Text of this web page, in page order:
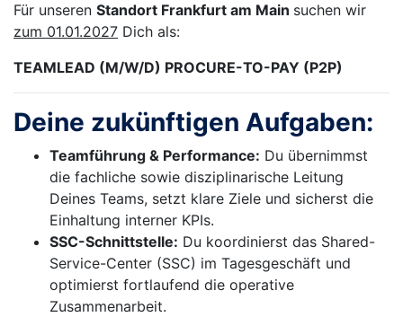
Für unseren Standort Frankfurt am Main suchen wir
zum 01.01.2027 Dich als:
TEAMLEAD (M/W/D) PROCURE-TO-PAY (P2P)
Deine zukünftigen Aufgaben:
Teamführung & Performance: Du übernimmst
die fachliche sowie disziplinarische Leitung
Deines Teams, setzt klare Ziele und sicherst die
Einhaltung interner KPIs.
SSC-Schnittstelle: Du koordinierst das Shared-
Service-Center (SSC) im Tagesgeschäft und
optimierst fortlaufend die operative
Zusammenarbeit.